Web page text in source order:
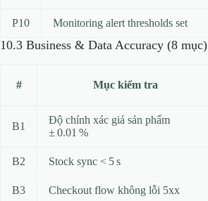
P10 Monitoring alert thresholds set
10.3 Business & Data Accuracy (8 mục)
# Mục kiểm tra
B1
Độ chính xác giá sản phẩm
± 0.01 %
B2 Stock sync < 5 s
B3 Checkout flow không lỗi 5xx